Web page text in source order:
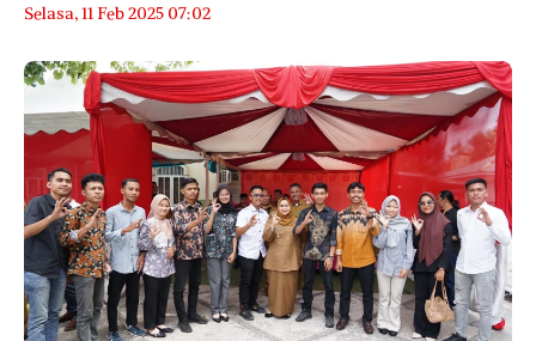
Selasa, 11 Feb 2025 07:02